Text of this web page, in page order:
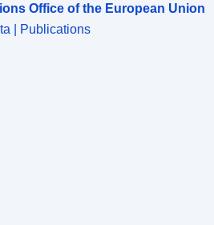
Office of the European Union
| Publications